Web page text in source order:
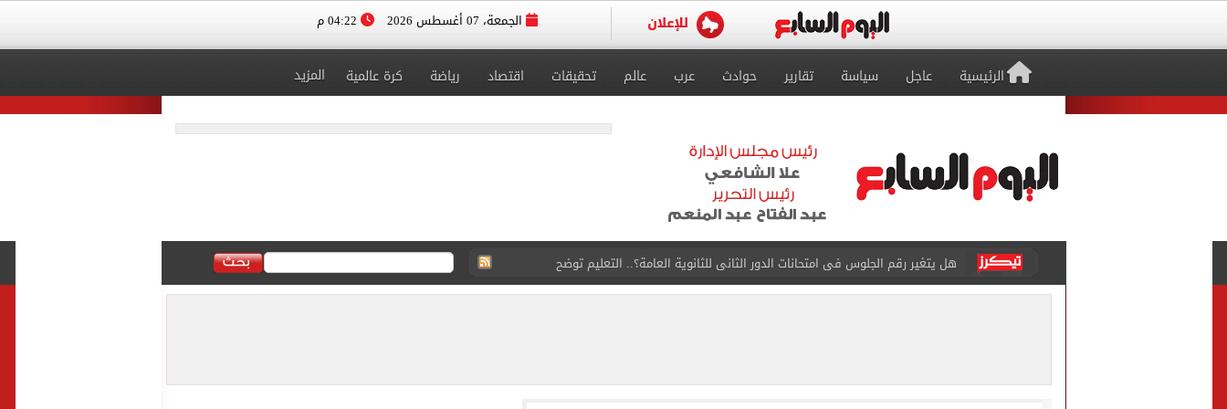
الجمعة، 07 أغسطس 2026
الرئيسية عاجل سياسة تقارير حوادث عرب عالم تحقيقات اقتصاد رياضة كرة عالمية المزيد
هل يتغير رقم الجلوس فى امتحانات الدور الثانى للثانوية العامة؟.. التعليم توضح
طرابزون سبور يخوض مباراة ودية أمام جوزتيبي غداً.. اعرف موقف محمد صلاح